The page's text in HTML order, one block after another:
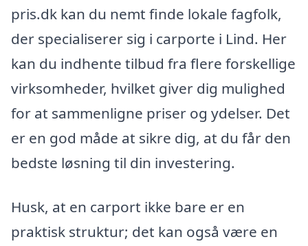
pris.dk kan du nemt finde lokale fagfolk,
der specialiserer sig i carporte i Lind. Her
kan du indhente tilbud fra flere forskellige
virksomheder, hvilket giver dig mulighed
for at sammenligne priser og ydelser. Det
er en god måde at sikre dig, at du får den
bedste løsning til din investering.
Husk, at en carport ikke bare er en
praktisk struktur; det kan også være en